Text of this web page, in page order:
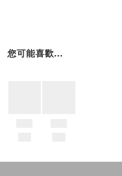
您可能喜歡...